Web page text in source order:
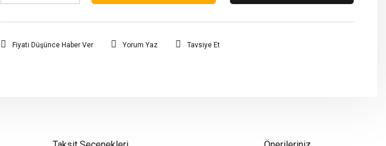
Fiyatı Düşünce Haber Ver Yorum Yaz Tavsiye Et